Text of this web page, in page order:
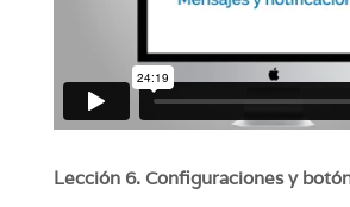
Lección 6. Configuraciones y